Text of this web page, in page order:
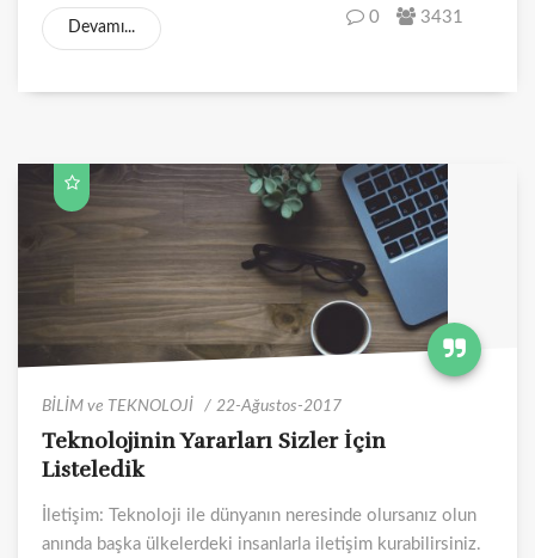
Devamı...
0 3431
BİLİM ve TEKNOLOJİ 22-Ağustos-2017
Teknolojinin Yararları Sizler İçin
Listeledik
İletişim: Teknoloji ile dünyanın neresinde olursanız olun
anında başka ülkelerdeki insanlarla iletişim kurabilirsiniz.